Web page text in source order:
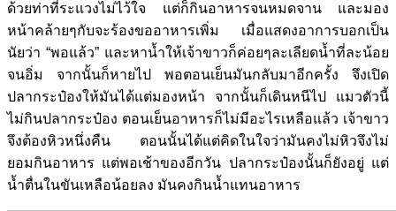
ด้วยท่าที่ระแวงไม่ไว้ใจ แต่ก็กินอาหารจนหมดจาน และมอง
หน้าคล้ายๆกับจะร้องขออาหารเพิ่ม เมื่อแสดงอาการบอกเป็น
นัยว่า “พอแล้ว” และหาน้ำให้เจ้าขาวก็ค่อยๆละเลียดน้ำที่ละน้อย
จนอิ่ม จากนั้นก็หายไป พอตอนเย็นมันกลับมาอีกครั้ง จึงเปิด
ปลากระป๋องให้มันได้แต่มองหน้า จากนั้นก็เดินหนีไป แมวตัวนี้
ไม่กินปลากระป๋อง ตอนเย็นอาหารก็ไม่มีอะไรเหลือแล้ว เจ้าขาว
จึงต้องหิวหนึ่งคืน ตอนนั้นได้แต่คิดในใจว่ามันคงไม่หิวจึงไม่
ยอมกินอาหาร แต่พอเช้าของอีกวัน ปลากระป๋องนั้นก็ยังอยู่ แต่
น้ำตื่นในขันเหลือน้อยลง มันคงกินน้ำแทนอาหาร